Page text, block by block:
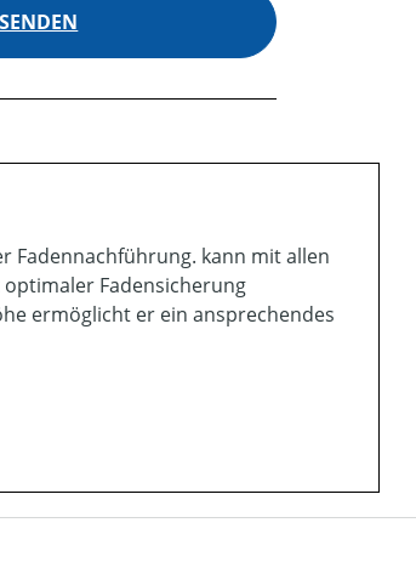
Fadennachführung. kann mit allen
Fadensicherung
ermöglicht er ein ansprechendes